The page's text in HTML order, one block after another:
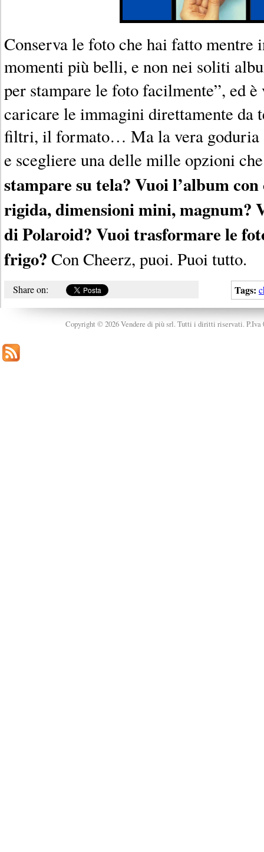
Conserva le foto che hai fatto mentre
momenti più belli, e non nei soliti
per stampare le foto facilmente”, ed è
caricare le immagini direttamente da
filtri, il formato… Ma la vera goduria
e scegliere una delle mille opzioni
stampare su tela? Vuoi l’album
rigida, dimensioni mini, magnum?
di Polaroid? Vuoi trasformare le
frigo? Con Cheerz, puoi. Puoi tutto.
Tags:
Share on:
Copyright © 2026 Vendere di più srl. Tutti i diritti riservati. P.Iva